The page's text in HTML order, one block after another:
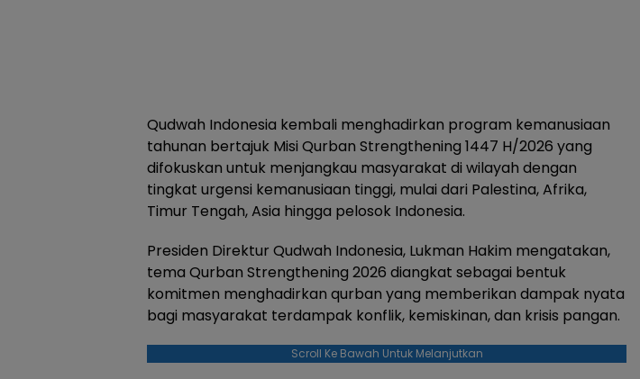
Qudwah Indonesia kembali menghadirkan program kemanusiaan
tahunan bertajuk Misi Qurban Strengthening 1447 H/2026 yang
difokuskan untuk menjangkau masyarakat di wilayah dengan
tingkat urgensi kemanusiaan tinggi, mulai dari Palestina, Afrika,
Timur Tengah, Asia hingga pelosok Indonesia.
Presiden Direktur Qudwah Indonesia, Lukman Hakim mengatakan,
tema Qurban Strengthening 2026 diangkat sebagai bentuk
komitmen menghadirkan qurban yang memberikan dampak nyata
bagi masyarakat terdampak konflik, kemiskinan, dan krisis pangan.
Scroll Ke Bawah Untuk Melanjutkan